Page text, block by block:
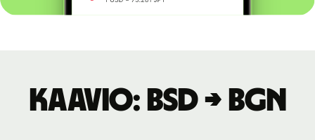
Kaavio: BSD → BGN